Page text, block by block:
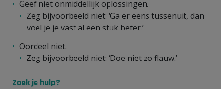
Geef niet onmiddellijk oplossingen.
Zeg bijvoorbeeld niet: ‘Ga er eens tussenuit, dan
voel je je vast al een stuk beter.’
Oordeel niet.
Zeg bijvoorbeeld niet: ‘Doe niet zo flauw.’
Zoek je hulp?